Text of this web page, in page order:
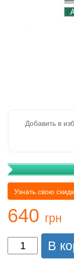
Добавить в
Узнать свою
640 грн
В